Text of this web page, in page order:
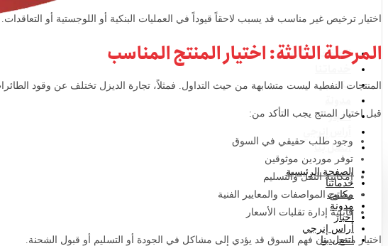
الصفحة الرئيسية
مكاتب
أخبار
اتصل بنا
الصفحة الرئيسية
خدماتنا
مكاتب
مدونة
أخبار
أراس إنرجي
اتصل بنا
اختيار ترخيص غير مناسب قد يسبب لاحقاً قيوداً في العمليات البنكية أو اللوجستية أو التعاقدات.
المرحلة الثالثة: اختيار المنتج المناسب
المنتجات النفطية ليست متشابهة من حيث التداول. فمثلاً، تجارة الديزل تختلف عن وقود
قبل اختيار المنتج يجب التأكد من:
وجود طلب حقيقي في السوق
توفر موردين موثوقين
إمكانية النقل والتسليم
وضوح المواصفات والمعايير الفنية
قابلية إدارة تقلبات الأسعار
اختيار منتج بدون فهم السوق قد يؤدي إلى مشاكل في الجودة أو التسليم أو قبول الشحنة.